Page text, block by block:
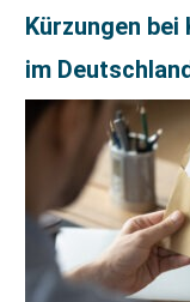
Kürzungen
im